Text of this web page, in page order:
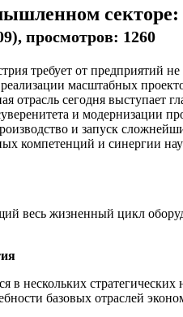
секторе:
просмотров: 1260
требует от предприятий не
масштабных
отрасль сегодня выступает
и модернизации
и запуск
компетенций и синергии
весь жизненный цикл
в нескольких
базовых отраслей